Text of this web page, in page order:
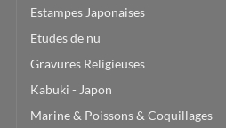
Estampes Japonaises
Etudes de nu
Gravures Religieuses
Kabuki - Japon
Marine & Poissons & Coquillages